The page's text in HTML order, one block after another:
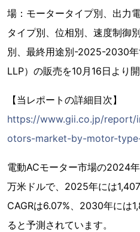
場：モータータイプ別、出力
タイプ別、位相別、速度制御
別、最終用途別-2025-2030
LLP）の販売を10月16日より開
【当レポートの詳細目次】
https://www.gii.co.jp/report/
otors-market-by-motor-
電動ACモーター市場の2024
万米ドルで、2025年には
CAGRは6.07%、2030年には
ると予測されています。